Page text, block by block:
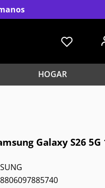
HOGAR
Galaxy S26 5G
8806097885740